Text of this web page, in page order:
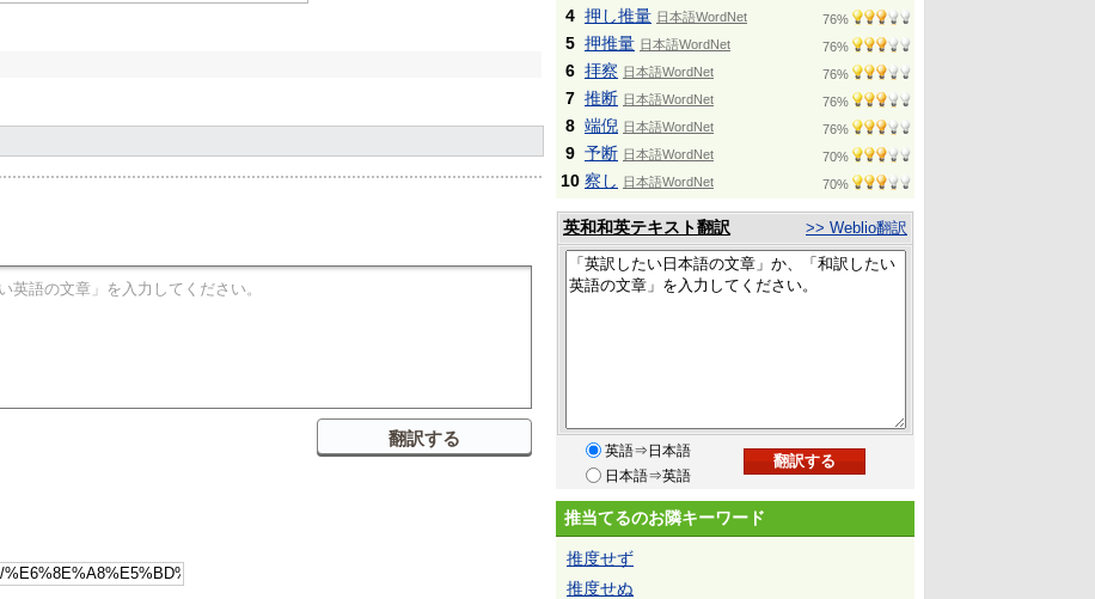
4 押し推量 日本語WordNet 76%
5 押推量 日本語WordNet 76%
6 拝察 日本語WordNet 76%
7 推断 日本語WordNet 76%
8 端倪 日本語WordNet 76%
9 予断 日本語WordNet 70%
10 察し 日本語WordNet 70%
英和和英テキスト翻訳 >> Weblio翻訳
英語⇒日本語
日本語⇒英語
推当てるのお隣キーワード
推度せず
推度せぬ